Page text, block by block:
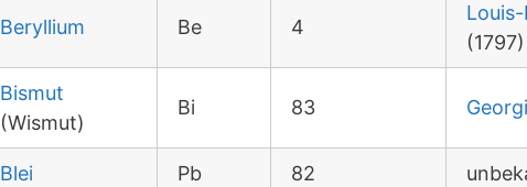
Beryllium Be 4
(1797)
Bismut
(Wismut)
Bi 83
Blei Pb 82